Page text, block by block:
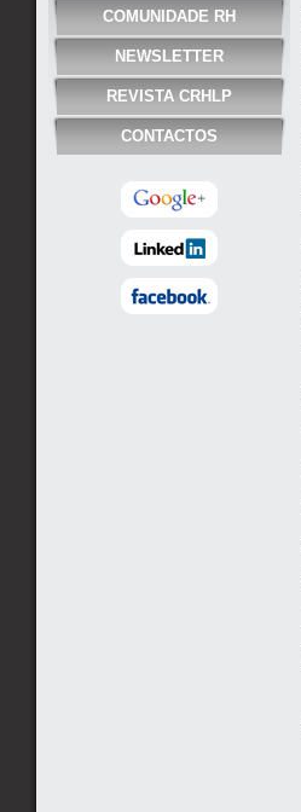
COMUNIDADE RH
NEWSLETTER
REVISTA CRHLP
CONTACTOS